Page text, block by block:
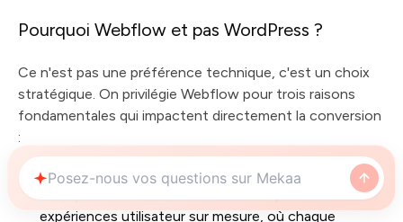
Pourquoi Webflow et pas WordPress ?
Ce n'est pas une préférence technique, c'est un choix
stratégique. On privilégie Webflow pour trois raisons
fondamentales qui impactent directement la conversion
:
Une liberté de design totale :Avec Webflow, on
n'est pas coincé dans un thème. On peut créer des
expériences utilisateur sur mesure, où chaque